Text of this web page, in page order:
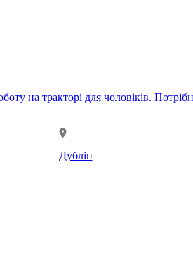
на тракторі для чоловіків.
Дублін